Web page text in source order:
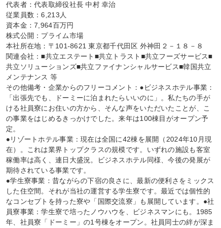
代表者：代表取締役社長 中村 幸治
従業員数：6,213人
資本金：7,964百万円
株式公開：プライム市場
本社所在地：〒101-8621 東京都千代田区 外神田２－１８－８
関連会社：■共立エステート■共立トラスト■共立フーズサービス■
共立ソリューションズ■共立ファイナンシャルサービス■韓国共立
メンテナンス 等
その他備考・企業からのフリーコメント：●ビジネスホテル事業：
「出張先でも、ドーミーに泊まれたらいいのに」。私たちの手が
ける社員寮にお住いの方から、そんな声をいただいたことが、こ
の事業をはじめるきっかけでした。来年は100棟目がオープン予
定。
●リゾートホテル事業：現在は全国に42棟を展開（2024年10月現
在）。これは業界トップクラスの規模です。いずれの施設も客室
稼働率は高く、連日大盛況。ビジネスホテル同様、今後の発展が
期待されている事業です。
●学生寮事業：昔ながらの下宿の良さに、最新の便利さをミックス
した住空間。それが当社の運営する学生寮です。最近では個性的
なコンセプトを持った寮や「国際交流寮」も展開しています。●社
員寮事業：学生寮で培ったノウハウを、ビジネスマンにも。1985
年、社員寮「ドーミー」の1号棟をオープン。社員同士の絆が深ま